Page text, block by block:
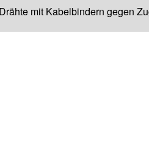
mit Kabelbindern gegen